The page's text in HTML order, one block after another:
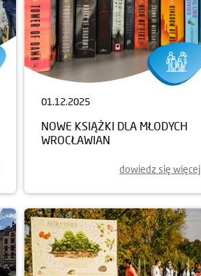
01.12.2025
NOWE KSIĄŻKI DLA MŁODYCH
WROCŁAWIAN
dowiedz się więcej